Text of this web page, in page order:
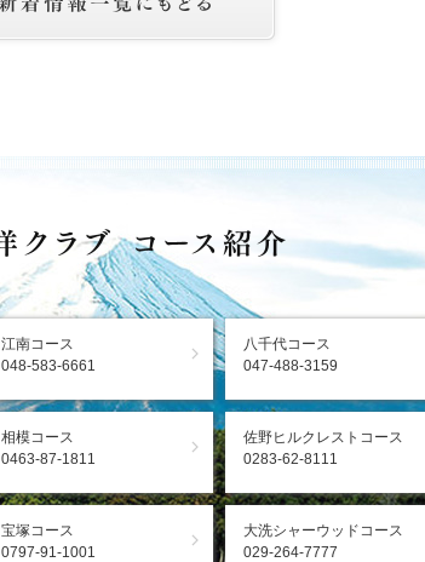
江南コース
048-583-6661
八千代コース
047-488-3159
相模コース
0463-87-1811
佐野ヒルクレストコース
0283-62-8111
宝塚コース
0797-91-1001
大洗シャーウッドコース
029-264-7777